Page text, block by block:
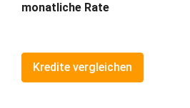
monatliche Rate
Kredite vergleichen